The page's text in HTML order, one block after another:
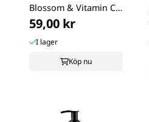
Blossom & Vitamin C
400ml
59,00 kr
I lager
Köp nu